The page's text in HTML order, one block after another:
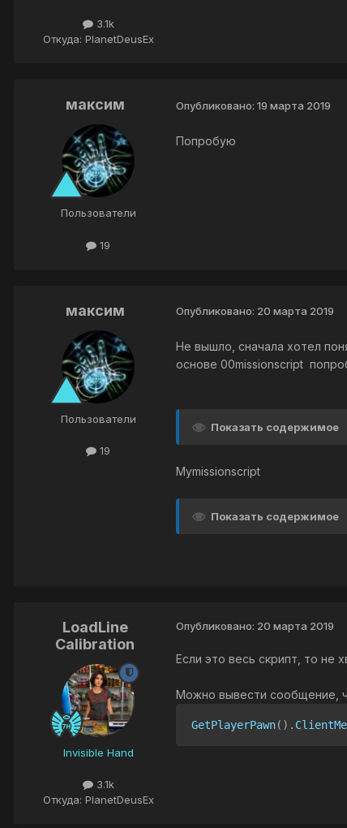
3.1k
Откуда: PlanetDeusEx
максим
Пользователи
19
Опубликовано: 19 марта 2019
Попробую
максим
Пользователи
19
Опубликовано: 20 марта 2019
Не вышло, сначала хотел
основе 00missionscript
Показать содержимое
Mymissionscript
Показать содержимое
LoadLine
Calibration
Invisible Hand
3.1k
Откуда: PlanetDeusEx
Опубликовано: 20 марта 2019
Если это весь скрипт, то не
Можно вывести сообщение,
GetPlayerPawn().